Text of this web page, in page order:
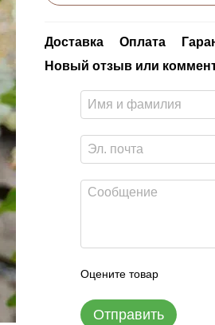
Доставка Оплата
Новый отзыв или
Оцените товар
Отправить